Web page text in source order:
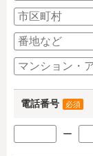
電話番号 必須
ー